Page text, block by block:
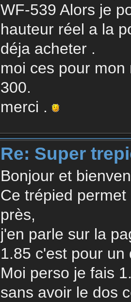
WF-539 Alors je
hauteur réel a la
déja acheter .
moi ces pour
300.
merci .
Re: Super
Bonjour et
Ce trépied
près,
j'en parle sur la
1.85 c'est pour
Moi perso je fais
sans avoir le dos